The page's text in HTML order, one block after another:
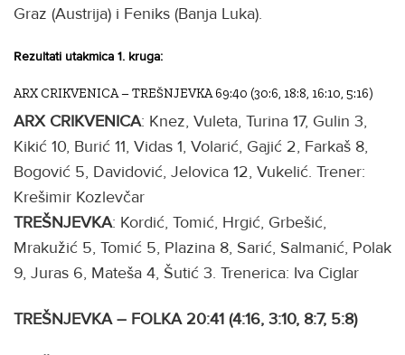
Graz (Austrija) i Feniks (Banja Luka).
Rezultati utakmica 1. kruga:
ARX CRIKVENICA – TREŠNJEVKA 69:40 (30:6, 18:8, 16:10, 5:16)
ARX CRIKVENICA: Knez, Vuleta, Turina 17, Gulin 3,
Kikić 10, Burić 11, Vidas 1, Volarić, Gajić 2, Farkaš 8,
Bogović 5, Davidović, Jelovica 12, Vukelić. Trener:
Krešimir Kozlevčar
TREŠNJEVKA: Kordić, Tomić, Hrgić, Grbešić,
Mrakužić 5, Tomić 5, Plazina 8, Sarić, Salmanić, Polak
9, Juras 6, Mateša 4, Šutić 3. Trenerica: Iva Ciglar
TREŠNJEVKA – FOLKA 20:41 (4:16, 3:10, 8:7, 5:8)